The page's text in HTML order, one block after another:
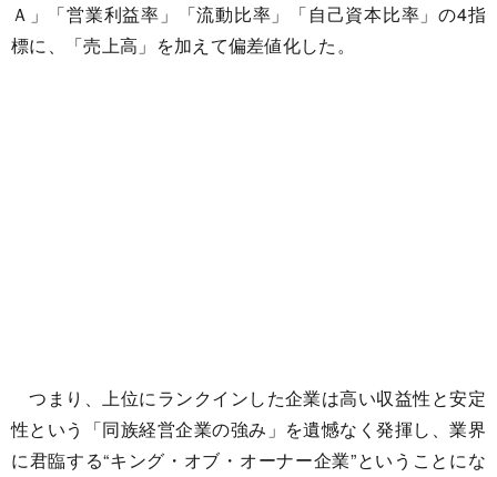
Ａ」「営業利益率」「流動比率」「自己資本比率」の4指
標に、「売上高」を加えて偏差値化した。
つまり、上位にランクインした企業は高い収益性と安定
性という「同族経営企業の強み」を遺憾なく発揮し、業界
に君臨する“キング・オブ・オーナー企業”ということにな